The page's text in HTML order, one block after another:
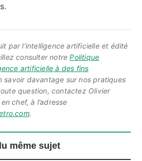
par l’intelligence artificielle et édité
consulter notrePolitique
artificielle à des fins
savoir davantage sur nos pratiques
question, contactez Olivier
chef, à l’adresse
.
même sujet